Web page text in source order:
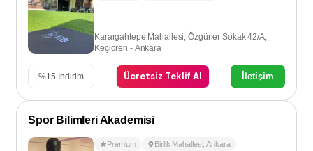
Karargahtepe Mahallesi, Özgürler Sokak 42/A,
Keçiören - Ankara
%15 İndirim Ücretsiz Teklif Al İletişim
Spor Bilimleri Akademisi
Premium Birlik Mahallesi,Ankara